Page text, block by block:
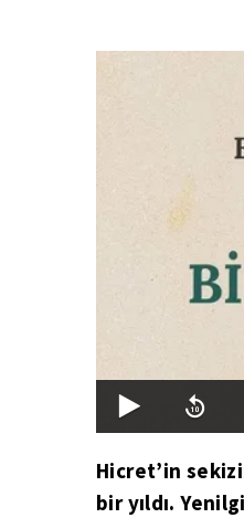
Hicret’in
bir yıldı.